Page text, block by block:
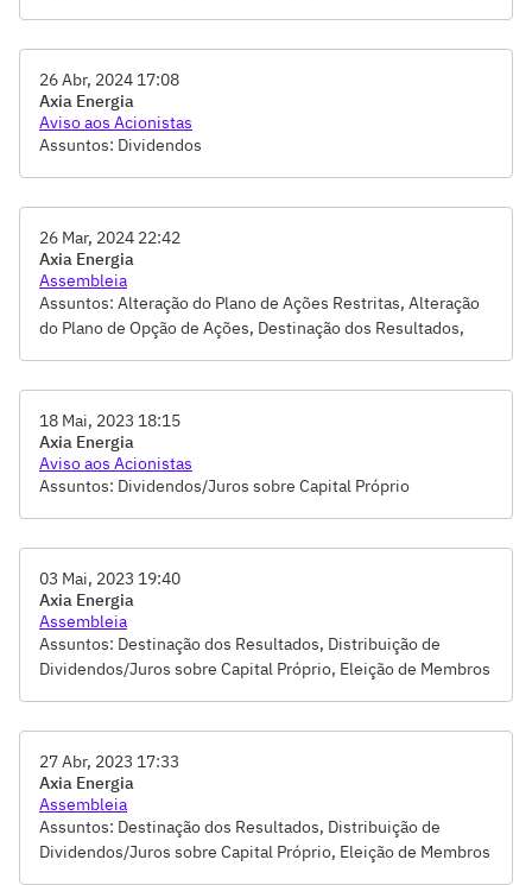
26 Abr, 2024 17:08
Axia Energia
Aviso aos Acionistas
Assuntos: Dividendos
26 Mar, 2024 22:42
Axia Energia
Assembleia
Assuntos: Alteração do Plano de Ações Restritas, Alteração
do Plano de Opção de Ações, Destinação dos Resultados,
Tomada de Contas-Votação do Relatório da Administração e
das Demonstrações Financeiras
18 Mai, 2023 18:15
Axia Energia
Aviso aos Acionistas
Assuntos: Dividendos/Juros sobre Capital Próprio
03 Mai, 2023 19:40
Axia Energia
Assembleia
Assuntos: Destinação dos Resultados, Distribuição de
Dividendos/Juros sobre Capital Próprio, Eleição de Membros
Financeiras
27 Abr, 2023 17:33
Axia Energia
Assembleia
Assuntos: Destinação dos Resultados, Distribuição de
Dividendos/Juros sobre Capital Próprio, Eleição de Membros